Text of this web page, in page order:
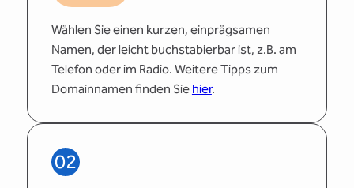
Wählen Sie einen kurzen, einprägsamen
Namen, der leicht buchstabierbar ist, z.B. am
Telefon oder im Radio. Weitere Tipps zum
Domainnamen finden Sie hier.
02